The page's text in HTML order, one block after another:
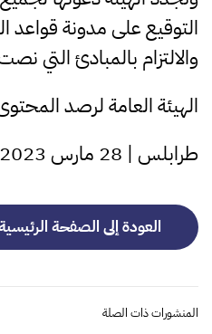
التوقيع على مدونة قواعد
والالتزام بالمبادئ التي
الهيئة العامة لرصد
طرابلس | 28 مارس 2023م
العودة إلى الصفحة
المنشورات ذات الصلة